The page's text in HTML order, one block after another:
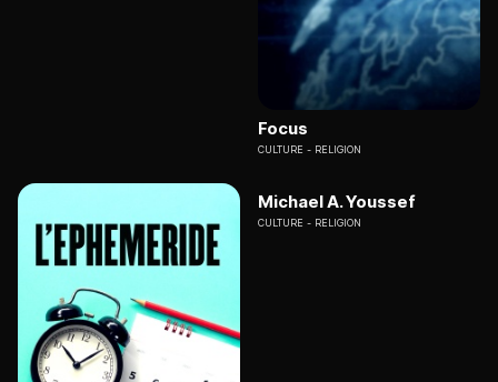
Focus
CULTURE RELIGION
Michael A. Youssef
CULTURE RELIGION